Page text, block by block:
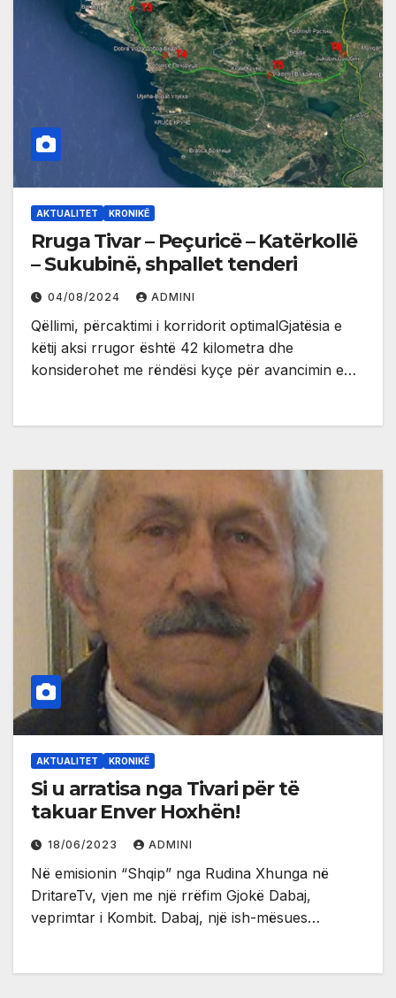
AKTUALITET KRONIKË
Rruga Tivar – Peçuricë – Katërkollë
– Sukubinë, shpallet tenderi
04/08/2024 ADMINI
Qëllimi, përcaktimi i korridorit optimalGjatësia e
këtij aksi rrugor është 42 kilometra dhe
konsiderohet me rëndësi kyçe për avancimin e…
AKTUALITET KRONIKË
Si u arratisa nga Tivari për të
takuar Enver Hoxhën!
18/06/2023 ADMINI
Në emisionin “Shqip” nga Rudina Xhunga në
DritareTv, vjen me një rrëfim Gjokë Dabaj,
veprimtar i Kombit. Dabaj, një ish-mësues…